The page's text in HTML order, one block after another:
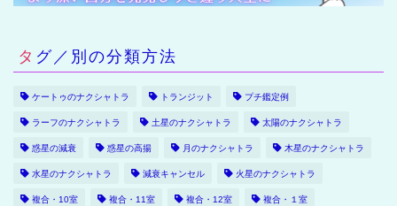
タグ／別の分類方法
ケートゥのナクシャトラ トランジット プチ鑑定例
ラーフのナクシャトラ 土星のナクシャトラ 太陽のナクシャトラ
惑星の減衰 惑星の高揚 月のナクシャトラ 木星のナクシャトラ
水星のナクシャトラ 減衰キャンセル 火星のナクシャトラ
複合・10室 複合・11室 複合・12室 複合・１室